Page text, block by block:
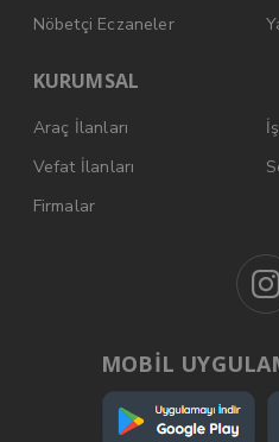
Nöbetçi Eczaneler
KURUMSAL
Araç İlanları
Vefat İlanları
Firmalar
MOBİL